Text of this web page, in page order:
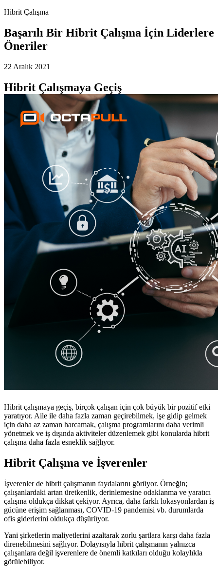
Hibrit Çalışma
Başarılı Bir Hibrit Çalışma İçin Liderlere
Öneriler
22 Aralık 2021
Hibrit Çalışmaya Geçiş
Hibrit çalışmaya geçiş, birçok çalışan için çok büyük bir pozitif etki
yaratıyor. Aile ile daha fazla zaman geçirebilmek, işe gidip gelmek
için daha az zaman harcamak, çalışma programlarını daha verimli
yönetmek ve iş dışında aktiviteler düzenlemek gibi konularda hibrit
çalışma daha fazla esneklik sağlıyor.
Hibrit Çalışma ve İşverenler
İşverenler de hibrit çalışmanın faydalarını görüyor. Örneğin;
çalışanlardaki artan üretkenlik, derinlemesine odaklanma ve yaratıcı
çalışma oldukça dikkat çekiyor. Ayrıca, daha farklı lokasyonlardan iş
gücüne erişim sağlanması, COVID-19 pandemisi vb. durumlarda
ofis giderlerini oldukça düşürüyor.
Yani şirketlerin maliyetlerini azaltarak zorlu şartlara karşı daha fazla
direnebilmesini sağlıyor. Dolayısıyla hibrit çalışmanın yalnızca
çalışanlara değil işverenlere de önemli katkıları olduğu kolaylıkla
görülebiliyor.